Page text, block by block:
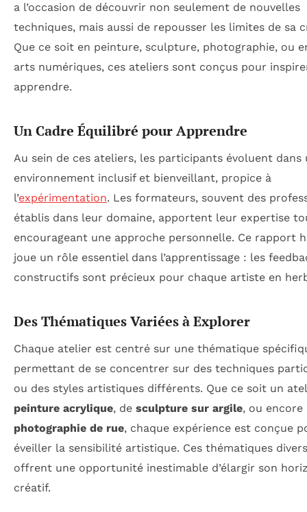
a l’occasion de découvrir non seulement de nouvelles
techniques, mais aussi de repousser les limites de sa
Que ce soit en peinture, sculpture, photographie, ou
arts numériques, ces ateliers sont conçus pour
apprendre.
Un Cadre Équilibré pour Apprendre
Au sein de ces ateliers, les participants évoluent dans
environnement inclusif et bienveillant, propice à
l’expérimentation. Les formateurs, souvent des
établis dans leur domaine, apportent leur expertise
encourageant une approche personnelle. Ce rapport
joue un rôle essentiel dans l’apprentissage : les
constructifs sont précieux pour chaque artiste en
Des Thématiques Variées à Explorer
Chaque atelier est centré sur une thématique
permettant de se concentrer sur des techniques
ou des styles artistiques différents. Que ce soit un
peinture acrylique, de sculpture sur argile, ou encore
photographie de rue, chaque expérience est conçue
éveiller la sensibilité artistique. Ces thématiques
offrent une opportunité inestimable d’élargir son
créatif.